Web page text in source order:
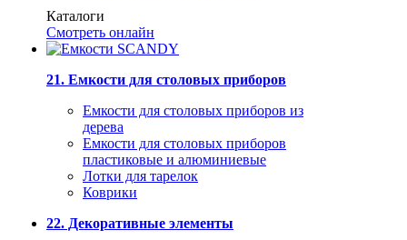
Каталоги
Смотреть онлайн
21. Емкости для столовых приборов
Емкости для столовых приборов из
дерева
Емкости для столовых приборов
пластиковые и алюминиевые
Лотки для тарелок
Коврики
22. Декоративные элементы